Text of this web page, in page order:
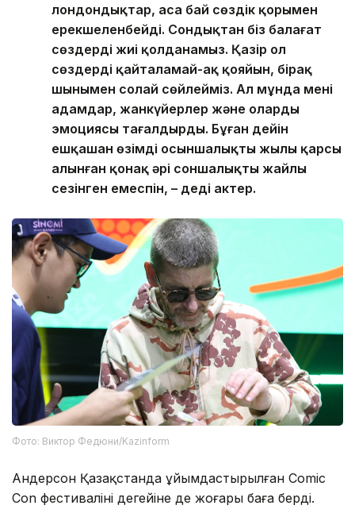
лондондықтар, аса бай сөздік қорымен
ерекшеленбейді. Сондықтан біз балағат
сөздерді жиі қолданамыз. Қазір ол
сөздерді қайталамай-ақ қояйын, бірақ
шынымен солай сөйлейміз. Ал мұнда мені
адамдар, жанкүйерлер және олардың
эмоциясы таңғалдырды. Бұған дейін
ешқашан өзімді осыншалықты жылы қарсы
алынған қонақ әрі соншалықты жайлы
сезінген емеспін, – деді актер.
Фото: Виктор Федюни/Kazinform
Андерсон Қазақстанда ұйымдастырылған Comic
Con фестивалінің деңгейіне де жоғары баға берді.